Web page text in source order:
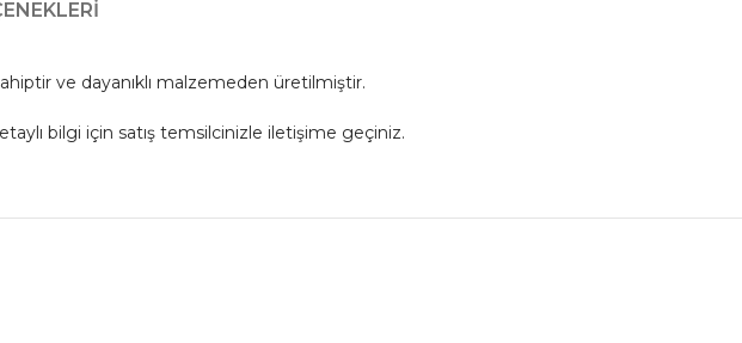
ve dayanıklı malzemeden üretilmiştir.
bilgi için satış temsilcinizle iletişime geçiniz.